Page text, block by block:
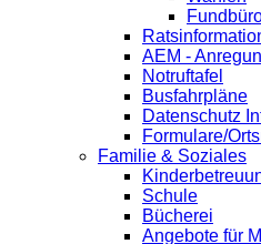
AEM -
Notruftafel
Busfahrpläne
Datenschutz
Formulare/
Familie & Soziales
Schule
Bücherei
Angebote für